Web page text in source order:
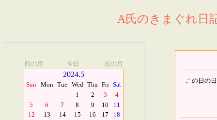
A氏のきまぐれ日
前の月 今日 次の月
2024.5
Sun Mon Tue Wed Thu Fri Sat
1
2 3
4
5
6 7 8 9 10
11
12
13 14 15 16 17
18
この日の